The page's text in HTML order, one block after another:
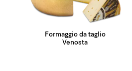
Formaggio da taglio
Venosta